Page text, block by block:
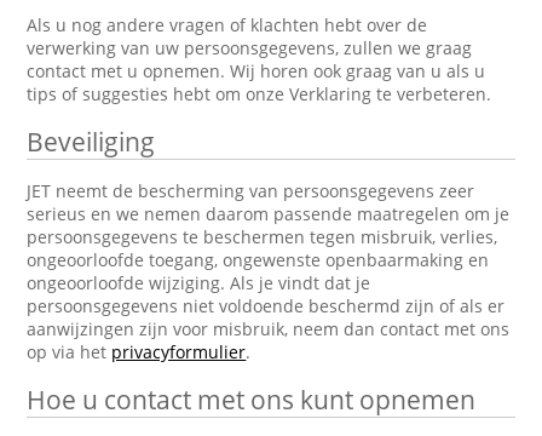
Als u nog andere vragen of klachten hebt over de
verwerking van uw persoonsgegevens, zullen we graag
contact met u opnemen. Wij horen ook graag van u als u
tips of suggesties hebt om onze Verklaring te verbeteren.
Beveiliging
JET neemt de bescherming van persoonsgegevens zeer
serieus en we nemen daarom passende maatregelen om je
persoonsgegevens te beschermen tegen misbruik, verlies,
ongeoorloofde toegang, ongewenste openbaarmaking en
ongeoorloofde wijziging. Als je vindt dat je
persoonsgegevens niet voldoende beschermd zijn of als er
aanwijzingen zijn voor misbruik, neem dan contact met ons
op via het privacyformulier.
Hoe u contact met ons kunt opnemen